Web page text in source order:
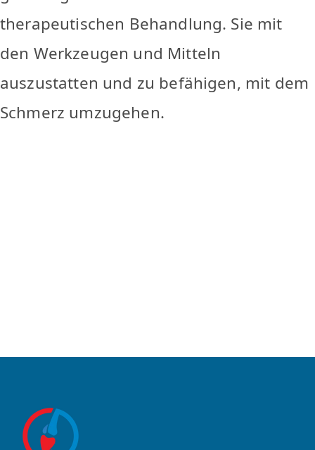
therapeutischen Behandlung. Sie mit
den Werkzeugen und Mitteln
auszustatten und zu befähigen, mit dem
Schmerz umzugehen.